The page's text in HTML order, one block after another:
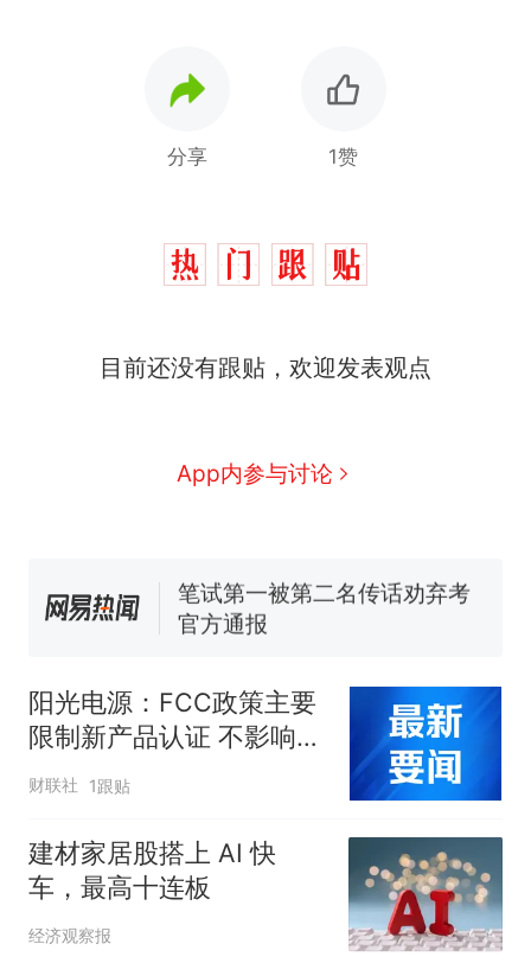
分享 1赞
目前还没有跟贴，欢迎发表观点
App内参与讨论
人生
新 搬家报价570元，搬到楼下
交5060元才肯搬上楼！女子傻
已叫停招聘，成立调查组全面
核查
笔试第一被第二名传话劝弃考
官方通报
电力部门回应
“不建议大家买深色蛋糕”上热
搜，网友：天塌了！
那个在床头放菜刀的女孩，
人生
阳光电源：FCC政策主要
限制新产品认证 不影响已
获认证产品的销售
财联社 1跟贴
建材家居股搭上 AI 快
车，最高十连板
经济观察报